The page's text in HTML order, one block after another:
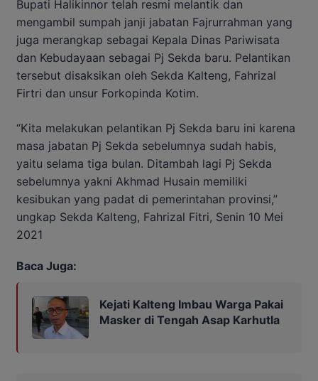
Bupati Halikinnor telah resmi melantik dan
mengambil sumpah janji jabatan Fajrurrahman yang
juga merangkap sebagai Kepala Dinas Pariwisata
dan Kebudayaan sebagai Pj Sekda baru. Pelantikan
tersebut disaksikan oleh Sekda Kalteng, Fahrizal
Firtri dan unsur Forkopinda Kotim.
“Kita melakukan pelantikan Pj Sekda baru ini karena
masa jabatan Pj Sekda sebelumnya sudah habis,
yaitu selama tiga bulan. Ditambah lagi Pj Sekda
sebelumnya yakni Akhmad Husain memiliki
kesibukan yang padat di pemerintahan provinsi,”
ungkap Sekda Kalteng, Fahrizal Fitri, Senin 10 Mei
2021
Baca Juga:
Kejati Kalteng Imbau Warga Pakai
Masker di Tengah Asap Karhutla